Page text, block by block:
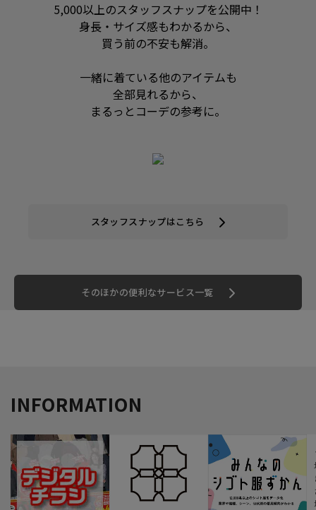
5,000以上のスタッフスナップを公開中！
身長・サイズ感もわかるから、
買う前の不安も解消。
一緒に着ている他のアイテムも
全部見れるから、
まるっとコーデの参考に。
スタッフスナップはこちら
そのほかの便利なサービス一覧
INFORMATION